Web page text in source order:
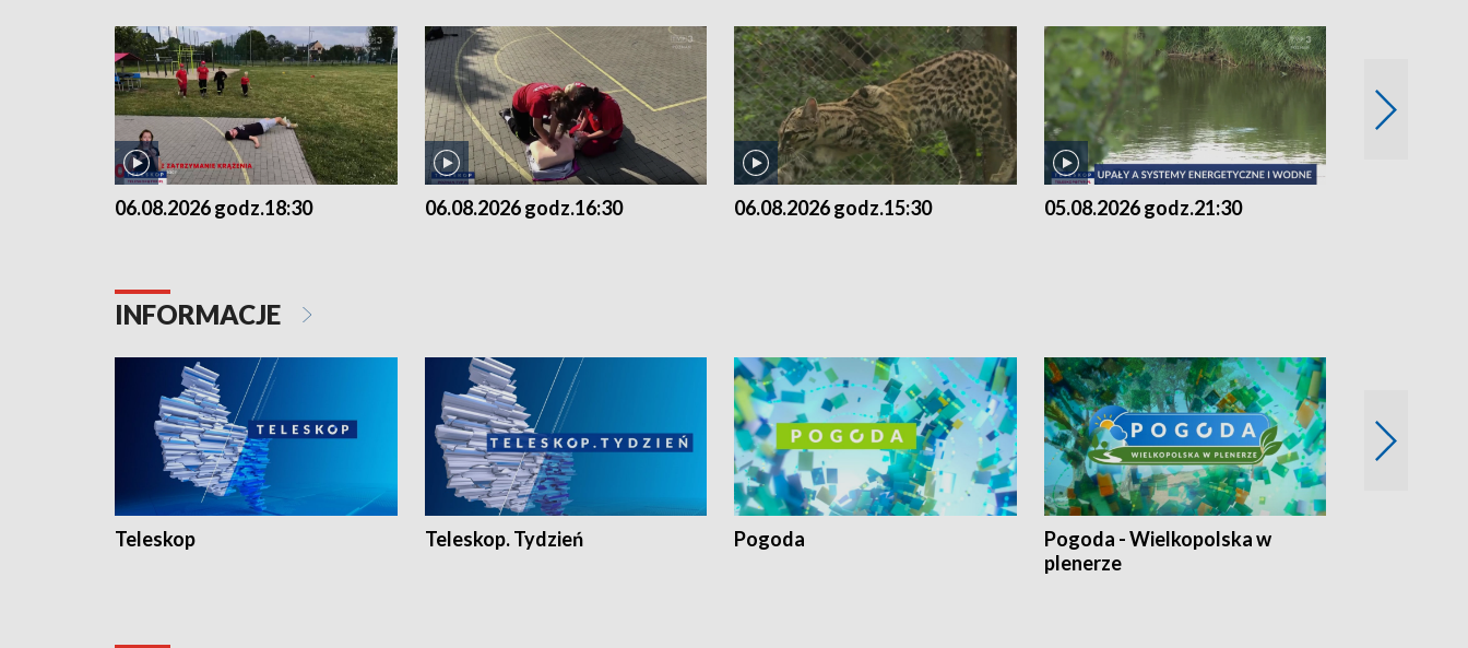
06.08.2026 godz.18:30 06.08.2026 godz.16:30 06.08.2026 godz.15:30 05.08.2026 godz.21:30
INFORMACJE
Teleskop Teleskop. Tydzień Pogoda
Pogoda - Wielkopolska w
plenerze